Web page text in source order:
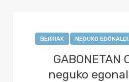
BERRIAK NEGUKO
GABONETAN
neguko